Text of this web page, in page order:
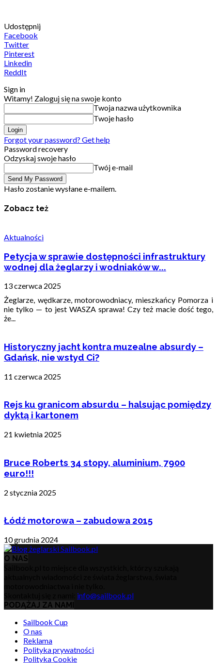
Udostępnij
Facebook
Twitter
Pinterest
Linkedin
ReddIt
Sign in
Witamy! Zaloguj się na swoje konto
Twoja nazwa użytkownika
Twoje hasło
Forgot your password? Get help
Password recovery
Odzyskaj swoje hasło
Twój e-mail
Hasło zostanie wysłane e-mailem.
Zobacz też
Aktualności
Petycja w sprawie dostępności infrastruktury
wodnej dla żeglarzy i wodniaków w...
13 czerwca 2025
Żeglarze, wędkarze, motorowodniacy, mieszkańcy Pomorza i
nie tylko — to jest WASZA sprawa! Czy też macie dość tego,
że...
Historyczny jacht kontra muzealne absurdy –
Gdańsk, nie wstyd Ci?
11 czerwca 2025
Rejs ku granicom absurdu – halsując pomiędzy
dyktą i kartonem
21 kwietnia 2025
Bruce Roberts 34 stopy, aluminium, 7900
euro!!!
2 stycznia 2025
Łódź motorowa – zabudowa 2015
10 grudnia 2024
O NAS
info@sailbook.pl
PODĄŻAJ ZA NAMI
Sailbook Cup
O nas
Reklama
Polityka prywatności
Polityka Cookie